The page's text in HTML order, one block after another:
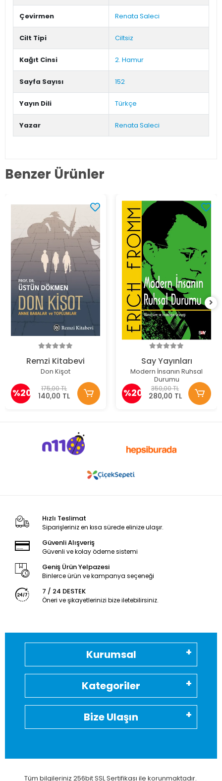
Çevirmen Renata Saleci
Cilt Tipi Ciltsiz
Kağıt Cinsi 2. Hamur
Sayfa Sayısı 152
Yayın Dili Türkçe
Yazar Renata Saleci
Benzer Ürünler
Remzi Kitabevi
Don Kişot
%20 175,00 TL
140,00 TL
Say Yayınları
Modern İnsanın Ruhsal
Durumu
%20 350,00 TL
280,00 TL
Hızlı Teslimat
Siparişleriniz en kısa sürede elinize ulaşır.
Güvenli Alışveriş
Güvenli ve kolay ödeme sistemi
Geniş Ürün Yelpazesi
Binlerce ürün ve kampanya seçeneği
7 / 24 DESTEK
Öneri ve şikayetlerinizi bize iletebilirsiniz.
Kurumsal
Kategoriler
Bize Ulaşın
Tüm bilgileriniz 256bit SSL Sertifikası ile korunmaktadır.